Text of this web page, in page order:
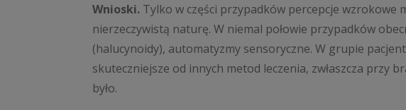
Wnioski. Tylko w części przypadków percepcje wzrokowe
nierzeczywistą naturę. W niemal połowie przypadków
(halucynoidy), automatyzmy sensoryczne. W grupie
skuteczniejsze od innych metod leczenia, zwłaszcza przy
było.